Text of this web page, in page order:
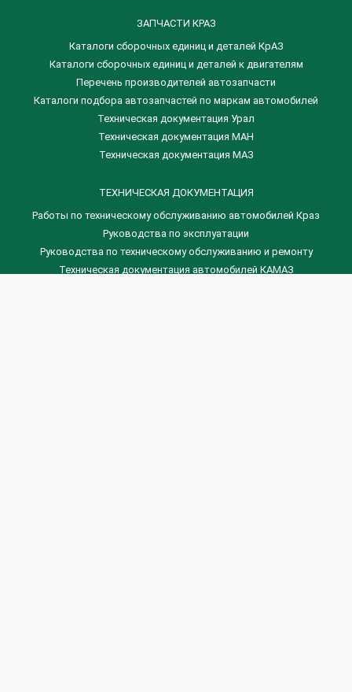
ЗАПЧАСТИ КРАЗ
Каталоги сборочных единиц и деталей КрАЗ
​Каталоги сборочных единиц и деталей к двигателям
Перечень производителей автозапчасти
Каталоги подбора автозапчастей по маркам автомобилей
Техническая документация Урал
Техническая документация МАН
Техническая документация МАЗ
ТЕХНИЧЕСКАЯ ДОКУМЕНТАЦИЯ
Работы по техническому обслуживанию автомобилей Краз
Руководства по эксплуатации
Руководства по техническому обслуживанию и ремонту
Техническая документация автомобилей КАМАЗ